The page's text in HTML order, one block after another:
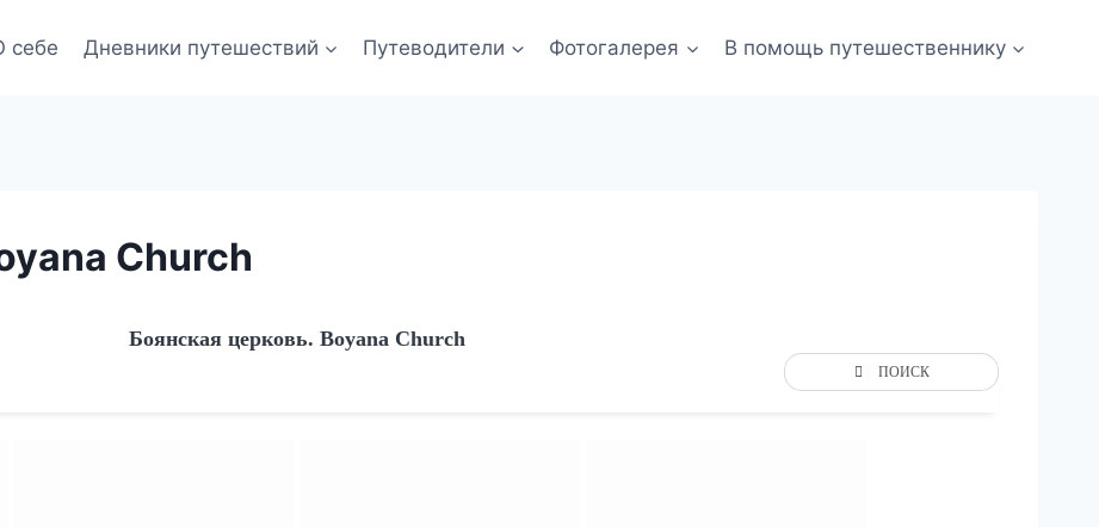
себе Дневники путешествий Путеводители Фотогалерея В помощь путешественнику
Church
Боянская церковь. Boyana Church
ПОИСК